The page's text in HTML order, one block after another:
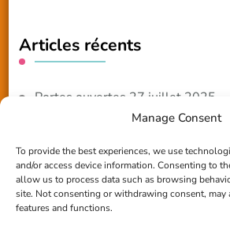
Manage Consent
To provide the best experiences, we use
and/or access device information. Consenting to
allow us to process data such as browsing
site. Not consenting or withdrawing consent, may
features and functions.
Articles récents
Portes ouvertes 27 juillet 2025
Reportage TV Com
Construction en terre-paille